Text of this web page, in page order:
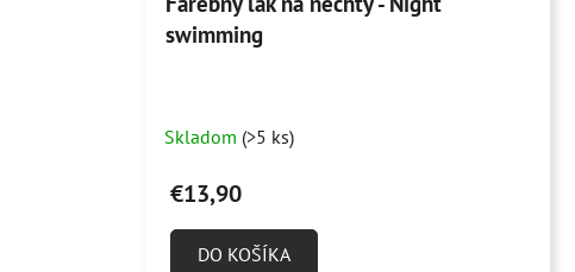
swimming
Skladom (>5 ks)
€13,90
DO KOŠÍKA